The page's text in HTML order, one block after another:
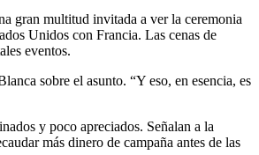
gran multitud invitada a ver la ceremonia
Unidos con Francia. Las cenas de
eventos.
sobre el asunto. “Y eso, en esencia, es
y poco apreciados. Señalan a la
más dinero de campaña antes de las